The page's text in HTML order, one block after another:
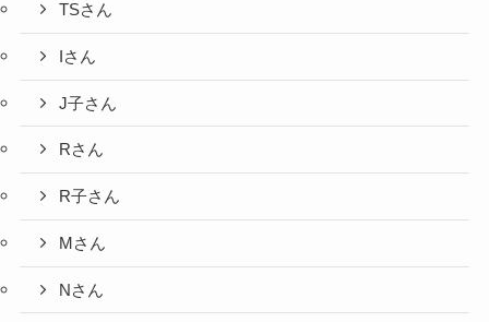
TSさん
Iさん
J子さん
Rさん
R子さん
Mさん
Nさん